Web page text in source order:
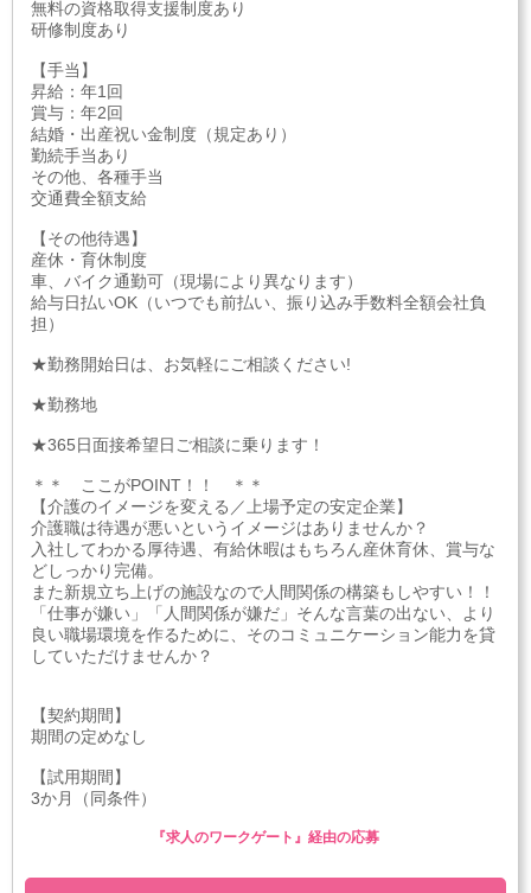
無料の資格取得支援制度あり
研修制度あり
【手当】
昇給：年1回
賞与：年2回
結婚・出産祝い金制度（規定あり）
勤続手当あり
その他、各種手当
交通費全額支給
【その他待遇】
産休・育休制度
車、バイク通勤可（現場により異なります）
給与日払いOK（いつでも前払い、振り込み手数料全額会社負
担）
★勤務開始日は、お気軽にご相談ください!
★勤務地
★365日面接希望日ご相談に乗ります！
＊＊ ここがPOINT！！ ＊＊
【介護のイメージを変える／上場予定の安定企業】
介護職は待遇が悪いというイメージはありませんか？
入社してわかる厚待遇、有給休暇はもちろん産休育休、賞与な
どしっかり完備。
また新規立ち上げの施設なので人間関係の構築もしやすい！！
「仕事が嫌い」「人間関係が嫌だ」そんな言葉の出ない、より
良い職場環境を作るために、そのコミュニケーション能力を貸
していただけませんか？
【契約期間】
期間の定めなし
【試用期間】
3か月（同条件）
『求人のワークゲート』経由の応募